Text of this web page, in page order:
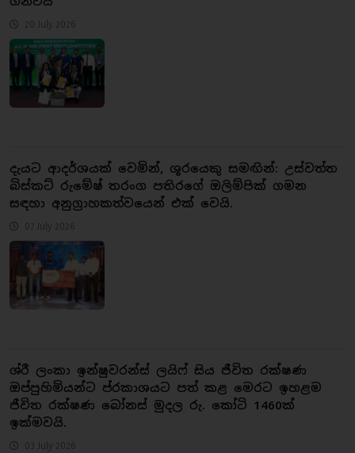
20 July 2026
දැයට ආදර්ශයක් වෙමින්, ශූරයෙකු සමඟින්: උස්වත්ත
බිස්කට් රුමේෂ් තරංග පතිරගේ ඔලිම්පික් ගමන
සඳහා අනුග්‍රාහකත්වයෙන් එක් වෙයි.
07 July 2026
ශ්රී ලංකා ඉන්ෂුවරන්ස් ලයිෆ් සිය ජීවිත රක්ෂණ
ඔප්පුහිමියන්ට ප්රකාශයට පත් කළ මෙරට ඉහළම
ජීවිත රක්ෂණ බෝනස් මුදල රු. කෝටි 1460ක්
ඉක්මවයි.
03 July 2026